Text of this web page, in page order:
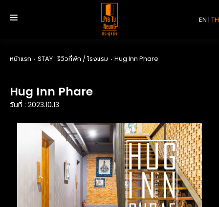
EN | TH
รีวิว
เกี่ยวกับเรา
ติดต่อเรา
หน้าแรก STAY : รีวิวที่พัก / โรงแรม Hug Inn Phare
Hug Inn Phare
วันที่ : 2023.10.13